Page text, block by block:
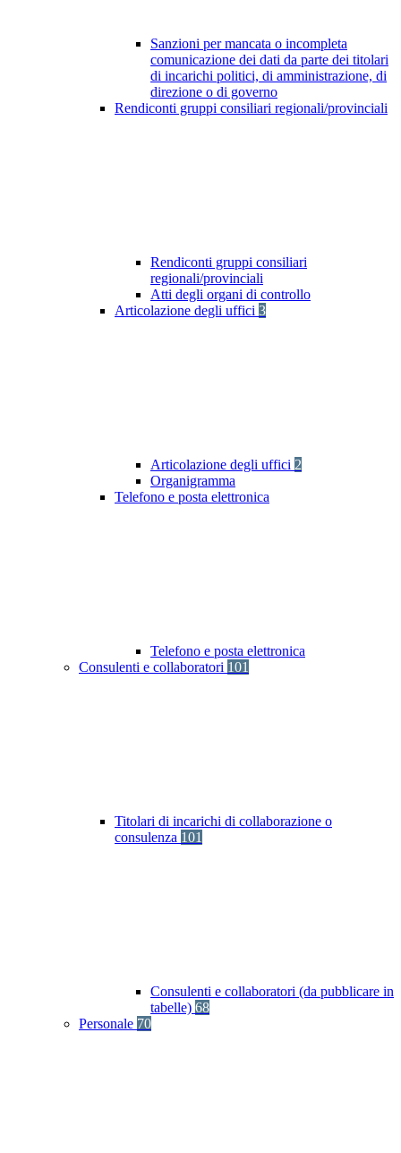
Sanzioni per mancata o incompleta
comunicazione dei dati da parte dei titolari
di incarichi politici, di amministrazione, di
direzione o di governo
Rendiconti gruppi consiliari regionali/provinciali
Rendiconti gruppi consiliari
regionali/provinciali
Atti degli organi di controllo
Articolazione degli uffici 3
Articolazione degli uffici 2
Organigramma
Telefono e posta elettronica
Telefono e posta elettronica
Consulenti e collaboratori 101
Titolari di incarichi di collaborazione o
consulenza 101
Consulenti e collaboratori (da pubblicare in
tabelle) 68
Personale 70